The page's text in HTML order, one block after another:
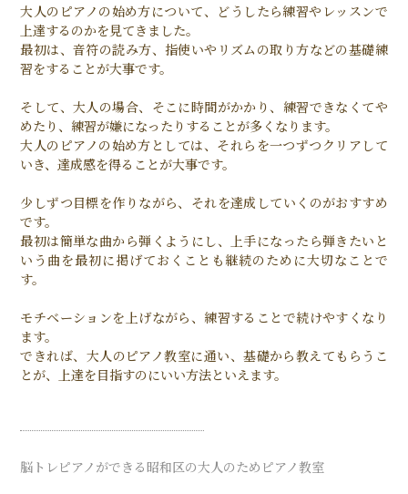
大人のピアノの始め方について、どうしたら練習やレッスンで
上達するのかを見てきました。
最初は、音符の読み方、指使いやリズムの取り方などの基礎練
習をすることが大事です。
そして、大人の場合、そこに時間がかかり、練習できなくてや
めたり、練習が嫌になったりすることが多くなります。
大人のピアノの始め方としては、それらを一つずつクリアして
いき、達成感を得ることが大事です。
少しずつ目標を作りながら、それを達成していくのがおすすめ
です。
最初は簡単な曲から弾くようにし、上手になったら弾きたいと
いう曲を最初に掲げておくことも継続のために大切なことで
す。
モチベーションを上げながら、練習することで続けやすくなり
ます。
できれば、大人のピアノ教室に通い、基礎から教えてもらうこ
とが、上達を目指すのにいい方法といえます。
脳トレピアノができる昭和区の大人のためピアノ教室